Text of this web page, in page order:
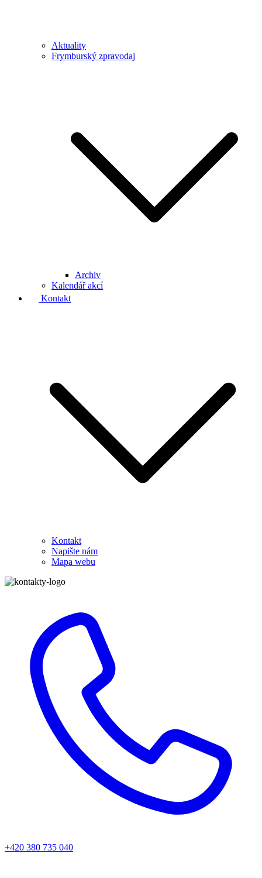
Aktuality
Frymburský zpravodaj
Archiv
Kalendář akcí
Kontakt
Kontakt
Napište nám
Mapa webu
+420 380 735 040